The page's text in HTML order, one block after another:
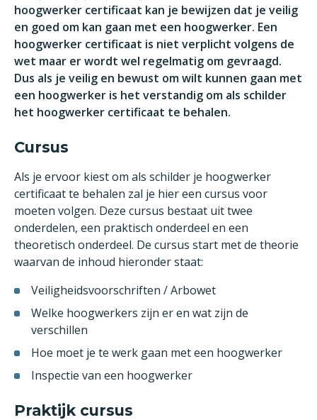
hoogwerker certificaat kan je bewijzen dat je veilig
en goed om kan gaan met een hoogwerker. Een
hoogwerker certificaat is niet verplicht volgens de
wet maar er wordt wel regelmatig om gevraagd.
Dus als je veilig en bewust om wilt kunnen gaan met
een hoogwerker is het verstandig om als schilder
het hoogwerker certificaat te behalen.
Cursus
Als je ervoor kiest om als schilder je hoogwerker
certificaat te behalen zal je hier een cursus voor
moeten volgen. Deze cursus bestaat uit twee
onderdelen, een praktisch onderdeel en een
theoretisch onderdeel. De cursus start met de theorie
waarvan de inhoud hieronder staat:
Veiligheidsvoorschriften / Arbowet
Welke hoogwerkers zijn er en wat zijn de
verschillen
Hoe moet je te werk gaan met een hoogwerker
Inspectie van een hoogwerker
Praktijk cursus